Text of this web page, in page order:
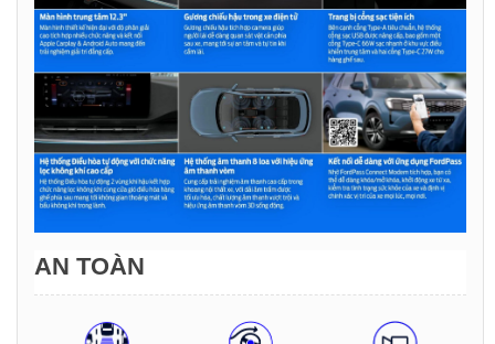
AN TOÀN